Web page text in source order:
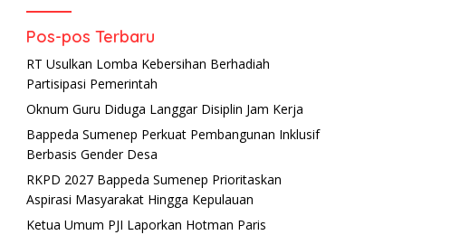
Pos-pos Terbaru
RT Usulkan Lomba Kebersihan Berhadiah
Partisipasi Pemerintah
Oknum Guru Diduga Langgar Disiplin Jam Kerja
Bappeda Sumenep Perkuat Pembangunan Inklusif
Berbasis Gender Desa
RKPD 2027 Bappeda Sumenep Prioritaskan
Aspirasi Masyarakat Hingga Kepulauan
Ketua Umum PJI Laporkan Hotman Paris